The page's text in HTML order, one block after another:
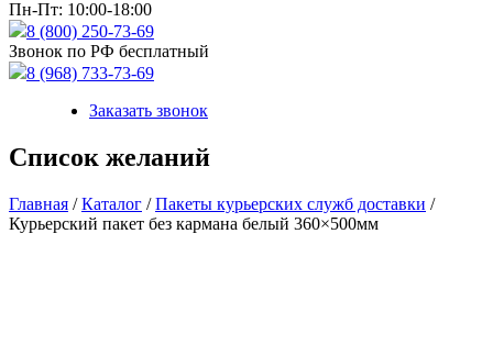
Пн-Пт: 10:00-18:00
8 (800) 250-73-69
Звонок по РФ бесплатный
8 (968) 733-73-69
Заказать звонок
Список желаний
Главная /Каталог /Пакеты курьерских служб доставки /
Курьерский пакет без кармана белый 360×500мм